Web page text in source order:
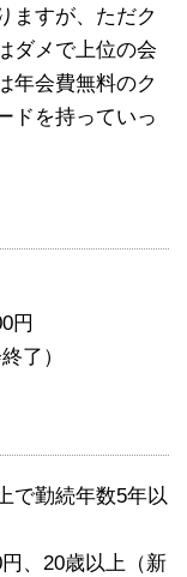
ますが、ただク
ダメで上位の会
年会費無料のク
ドを持っていっ
円
了）
で勤続年数5年以
、20歳以上（新